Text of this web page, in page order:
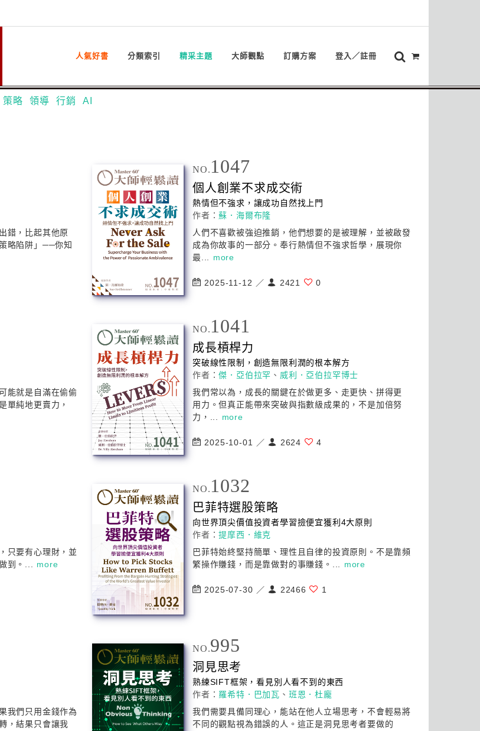
人氣好書 分類索引 精采主題 大師觀點 訂購方案 登入／註冊
策略 領導 行銷 AI
錯，比起其他原
略陷阱」──你知
NO. 1047
個人創業不求成交術
熱情但不強求，讓成功自然找上門
作者：蘇．海爾布隆
人們不喜歡被強迫推銷，他們想要的是被理解，並被啟發
成為你故事的一部分。奉行熱情但不強求哲學，展現你
最... more
2025-11-12 ／ 2421 0
能就是自滿在偷偷
單純地更賣力，
NO. 1041
成長槓桿力
突破線性限制，創造無限利潤的根本解方
作者：傑．亞伯拉罕 、 威利．亞伯拉罕博士
我們常以為，成長的關鍵在於做更多、走更快、拼得更
用力。但真正能帶來突破與指數級成果的，不是加倍努
力，... more
2025-10-01 ／ 2624 4
只要有心理財，並
到。... more
NO. 1032
巴菲特選股策略
向世界頂尖價值投資者學習撿便宜獲利4大原則
作者：提摩西．維克
巴菲特始終堅持簡單、理性且自律的投資原則。不是靠頻
繁操作賺錢，而是靠做對的事賺錢。... more
2025-07-30 ／ 22466 1
我們只用金錢作為
，結果只會讓我
NO.995
洞見思考
熟練SIFT框架，看見別人看不到的東西
作者： 羅希特．巴加瓦 、 班恩．杜龐
我們需要具備同理心，能站在他人立場思考，不會輕易將
不同的觀點視為錯誤的人。這正是洞見思考者要做的